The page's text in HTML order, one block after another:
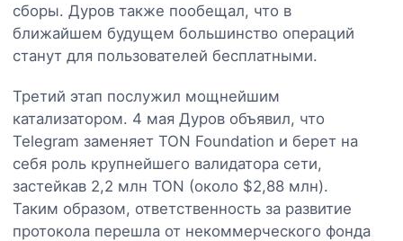
сборы. Дуров также пообещал, что в
ближайшем будущем большинство операций
станут для пользователей бесплатными.
Третий этап послужил мощнейшим
катализатором. 4 мая Дуров объявил, что
Telegram заменяет TON Foundation и берет на
себя роль крупнейшего валидатора сети,
застейкав 2,2 млн TON (около $2,88 млн).
Таким образом, ответственность за развитие
протокола перешла от некоммерческого фонда